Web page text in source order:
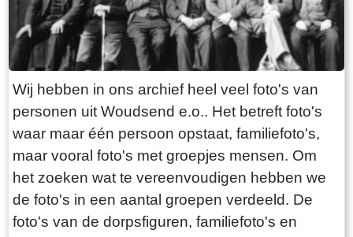
Wij hebben in ons archief heel veel foto's van
personen uit Woudsend e.o.. Het betreft foto's
waar maar één persoon opstaat, familiefoto's,
maar vooral foto's met groepjes mensen. Om
het zoeken wat te vereenvoudigen hebben we
de foto's in een aantal groepen verdeeld. De
foto's van de dorpsfiguren, familiefoto's en